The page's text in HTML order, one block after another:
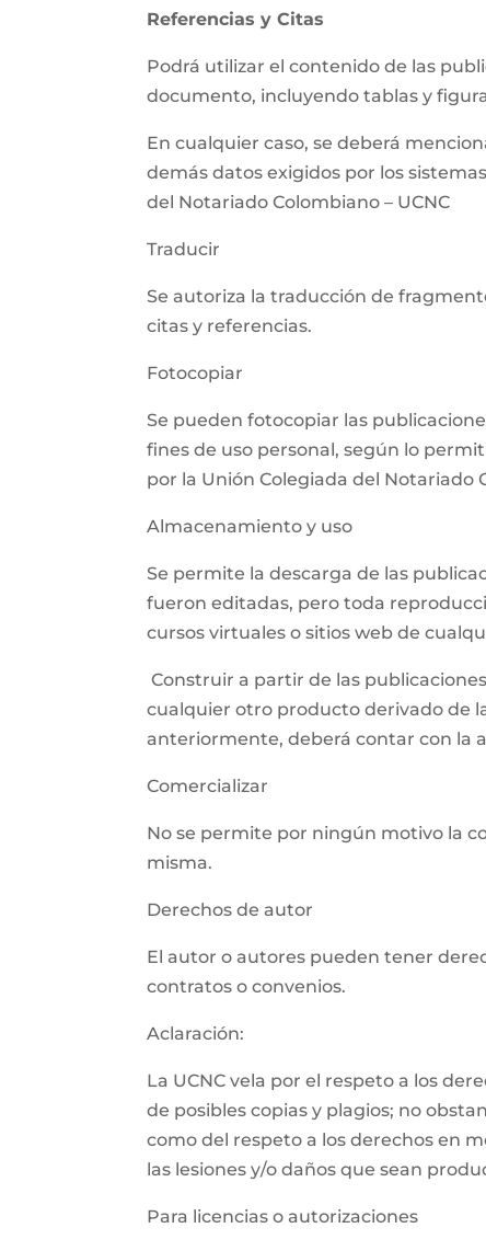
Referencias y Citas
Podrá utilizar el contenido de las
documento, incluyendo tablas y
En cualquier caso, se deberá
demás datos exigidos por los
del Notariado Colombiano – UCNC
Traducir
Se autoriza la traducción de
citas y referencias.
Fotocopiar
Se pueden fotocopiar las
fines de uso personal, según lo
por la Unión Colegiada del Notariado
Almacenamiento y uso
Se permite la descarga de las
fueron editadas, pero toda
cursos virtuales o sitios web de
Construir a partir de las
cualquier otro producto derivado de
anteriormente, deberá contar con la
Comercializar
No se permite por ningún motivo la
misma.
Derechos de autor
El autor o autores pueden tener
contratos o convenios.
Aclaración:
La UCNC vela por el respeto a los
de posibles copias y plagios; no
como del respeto a los derechos en
las lesiones y/o daños que sean
Para licencias o autorizaciones